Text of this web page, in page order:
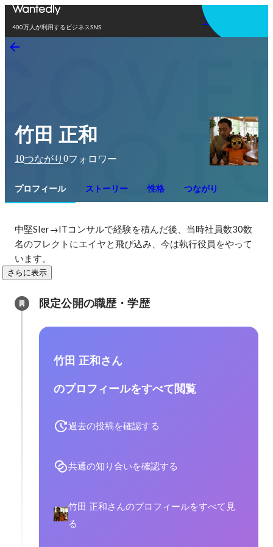
400万人が利用するビジネスSNS
アプリを使う
竹田 正和
10つながり 0フォロワー
プロフィール ストーリー 性格 つながり
中堅SIer→ITコンサルで経験を積んだ後、当時社員数30数
名のフレクトにエイヤと飛び込み、今は執行役員をやって
います。
さらに表示
限定公開の職歴・学歴
竹田 正和さん
のプロフィールをすべて閲覧
過去の投稿を確認する
共通の知り合いを確認する
竹田 正和さんのプロフィールをすべて見
る